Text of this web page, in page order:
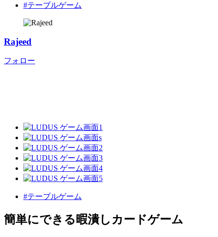
#テーブルゲーム
Rajeed
フォロー
#テーブルゲーム
簡単にできる暇潰しカードゲーム